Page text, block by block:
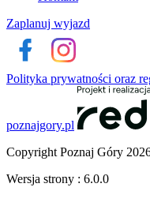
Zaplanuj wyjazd
Polityka prywatności oraz
poznajgory.pl
Copyright Poznaj Góry
Wersja strony : 6.0.0